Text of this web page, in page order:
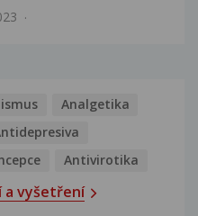
Analgetika
Antivirotika
a vyšetření